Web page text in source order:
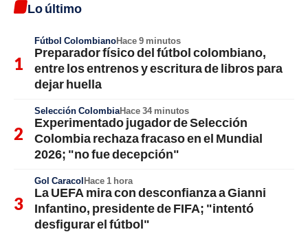
Lo último
Fútbol ColombianoHace 9 minutos
Preparador físico del fútbol colombiano,
entre los entrenos y escritura de libros para
dejar huella
Selección ColombiaHace 34 minutos
Experimentado jugador de Selección
Colombia rechaza fracaso en el Mundial
2026; "no fue decepción"
Gol CaracolHace 1 hora
La UEFA mira con desconfianza a Gianni
Infantino, presidente de FIFA; "intentó
desfigurar el fútbol"